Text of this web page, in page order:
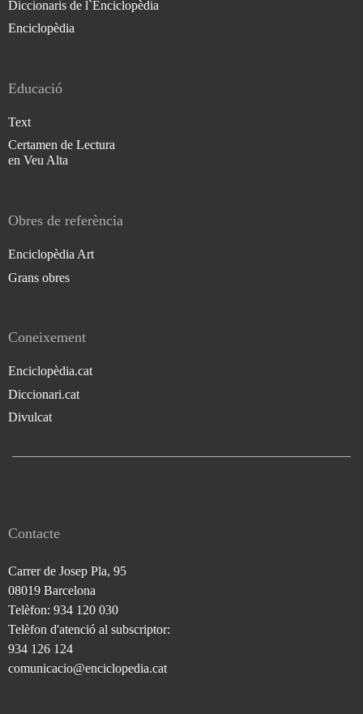
Diccionaris de l`Enciclopèdia
Enciclopèdia
Educació
Text
Certamen de Lectura
en Veu Alta
Obres de referència
Enciclopèdia Art
Grans obres
Coneixement
Enciclopèdia.cat
Diccionari.cat
Divulcat
Contacte
Carrer de Josep Pla, 95
08019 Barcelona
Telèfon: 934 120 030
Telèfon d'atenció al subscriptor:
934 126 124
comunicacio@enciclopedia.cat